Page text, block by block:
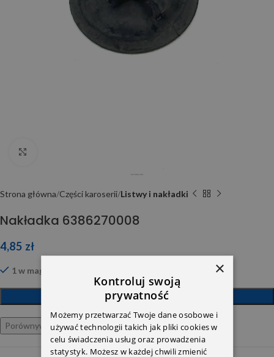
Strona główna Części karoserii Listwy i nakładki
Nakładka 6386270008
4,85 zł
1 w magazynie
DODAJ DO KOSZYKA
Porównywarka Ulubione
×
Kontroluj swoją
prywatność
Możemy przetwarzać Twoje dane osobowe i
używać technologii takich jak pliki cookies w
celu świadczenia usług oraz prowadzenia
statystyk. Możesz w każdej chwili zmienić